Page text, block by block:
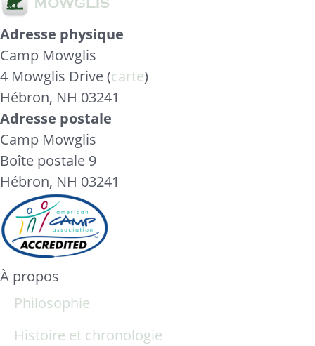
Adresse physique
Camp Mowglis
4 Mowglis Drive (carte)
Hébron, NH 03241
Adresse postale
Camp Mowglis
Boîte postale 9
Hébron, NH 03241
À propos
Philosophie
Histoire et chronologie